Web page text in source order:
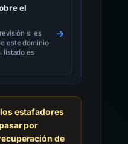
el
si es
este dominio
listado es
estafadores
por
de